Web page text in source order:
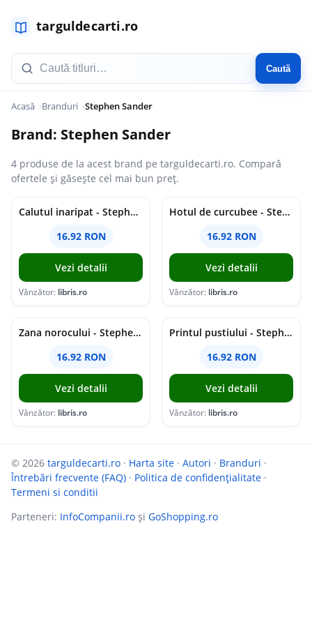
Caută
Acasă Branduri Stephen Sander
Brand: Stephen Sander
4 produse de la acest brand pe targuldecarti.ro. Compară
ofertele și găsește cel mai bun preț.
Calutul inaripat - Stephen Sander
16.92 RON
Vezi detalii
Vânzător: libris.ro
Hotul de curcubee - Stephen Sander
16.92 RON
Vezi detalii
Vânzător: libris.ro
Zana norocului - Stephen Sander
16.92 RON
Vezi detalii
Vânzător: libris.ro
Printul pustiului - Stephen Sander
16.92 RON
Vezi detalii
Vânzător: libris.ro
© 2026 targuldecarti.ro · Harta site · Autori · Branduri ·
Întrebări frecvente (FAQ) · Politica de confidențialitate ·
Termeni si conditii
Parteneri: InfoCompanii.ro și GoShopping.ro